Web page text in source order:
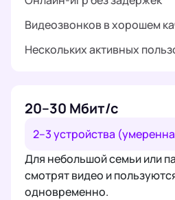
Видеозвонков в хорошем
Нескольких активных
20–30 Мбит/с
2–3 устройства
Для небольшой семьи или
смотрят видео и
одновременно.